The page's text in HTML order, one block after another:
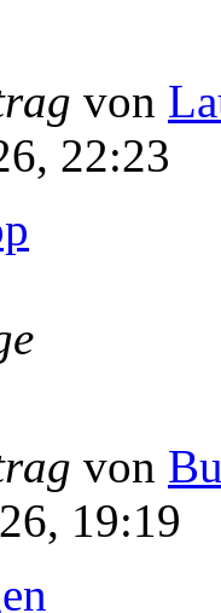
von
22:23
von
19:19